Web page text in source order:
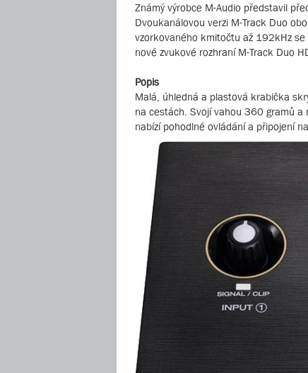
Známý výrobce M-Audio představil
Dvoukanálovou verzi M-Track Duo
vzorkovaného kmitočtu až 192kHz se
nové zvukové rozhraní M-Track Duo
Popis
Malá, úhledná a plastová krabička
na cestách. Svojí vahou 360 gramů a
nabízí pohodlné ovládání a připojení